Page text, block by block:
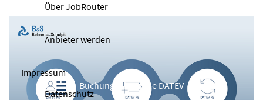
Über JobRouter
Anbieter werden
Impressum
Datenschutz
Buchungsübergabe DATEV